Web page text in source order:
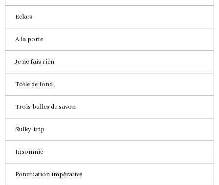
Eclats
A la porte
Je ne fais rien
Toile de fond
Trois bulles de savon
Sulky-trip
Insomnie
Ponctuation impérative